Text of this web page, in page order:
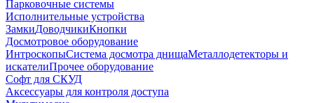
Парковочные системы
Исполнительные устройства
ЗамкиДоводчикиКнопки
Досмотровое оборудование
ИнтроскопыСистема досмотра днищаМеталлодетекторы и
искателиПрочее оборудование
Софт для СКУД
Аксессуары для контроля доступа